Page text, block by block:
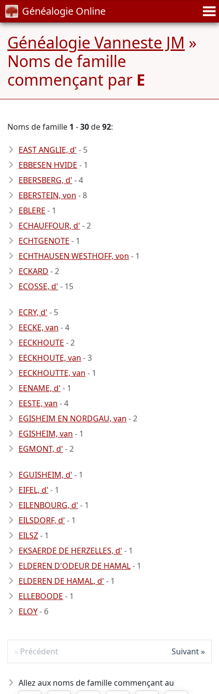
Généalogie Online
Généalogie Vanneste JM »
Noms de famille
commençant par E
Noms de famille 1 -30de92:
EAST ANGLIE, d' - 5
EBBESEN HVIDE - 1
EBERSBERG, d' - 4
EBERSTEIN, von - 8
EBLERE - 1
ECHAUFFOUR, d' - 2
ECHTGENOTE - 1
ECHTHAUSEN WESTHOFF, von - 1
ECKARD - 2
ECOSSE, d' - 15
ECRY, d' - 5
EECKE, van - 4
EECKHOUTE - 2
EECKHOUTE, van - 3
EECKHOUTTE, van - 1
EENAME, d' - 1
EESTE, van - 4
EGISHEIM EN NORDGAU, van - 2
EGISHEIM, van - 1
EGMONT, d' - 2
EGUISHEIM, d' - 1
EIFEL, d' - 1
EILENBOURG, d' - 1
EILSDORF, d' - 1
EILSZ- 1
EKSAERDE DE HERZELLES, d' - 1
ELDEREN D'ODEUR DE HAMAL- 1
ELDEREN DE HAMAL, d' - 1
ELLEBOODE - 1
ELOY- 6
Précédent Suivant
Allez aux noms de famille commençant au